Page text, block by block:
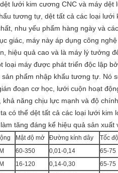
lưới kim cương CNC và máy dệt
tương tự, dệt tất cả các loại
nhu yếu phẩm hàng ngày và
giác, máy này áp dụng công
hiệu quả cao và là máy lý tưởng
loại máy được phát triển độc lập
phẩm nhập khẩu tương tự. Nó
đoạn cơ học, lưới cuộn hoạt
năng chịu lực mạnh và độ
có thể dệt tất cả các loại lưới kim
tăng đáng kể hiệu quả sản xuất
Mật độ mở Đường kính dây Tốc
60-350 0,01-0,14 65-75
16-120 0,14-0,30 65-75